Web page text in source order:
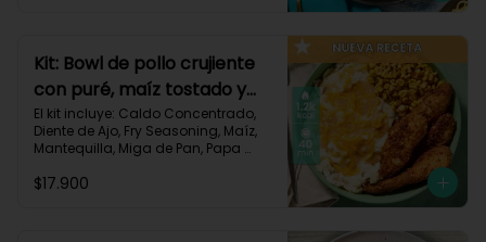
Kit: Bowl de pollo crujiente
con puré, maíz tostado y
queso monterey-140
El kit incluye: Caldo Concentrado,
Diente de Ajo, Fry Seasoning, Maíz,
Mantequilla, Miga de Pan, Papa
160g/p), Queso Monterey Jack, Sour
$17.900